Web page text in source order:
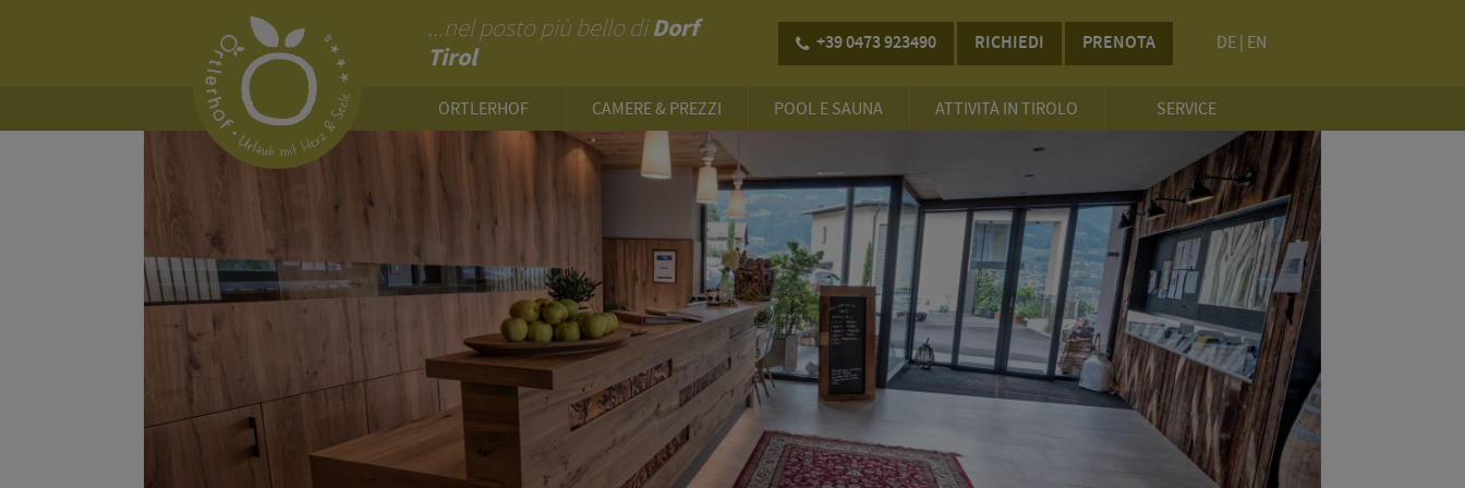
...nel posto più bello diDorf
Tirol
+39 0473 923490 RICHIEDI PRENOTA DE EN
ÖRTLERHOF CAMERE & PREZZI POOL E SAUNA ATTIVITÀ IN TIROLO SERVICE